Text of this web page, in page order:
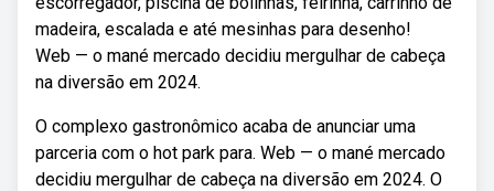
madeira, escalada e até mesinhas para desenho!
Web — o mané mercado decidiu mergulhar de cabeça
na diversão em 2024.
O complexo gastronômico acaba de anunciar uma
parceria com o hot park para. Web — o mané mercado
decidiu mergulhar de cabeça na diversão em 2024. O